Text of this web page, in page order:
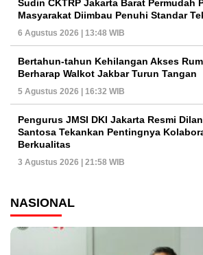
Sudin CKTRP Jakarta Barat Permudah
Masyarakat Diimbau Penuhi Standar
6 Agustus 2026 | 13:48 WIB
Bertahun-tahun Kehilangan Akses
Berharap Walkot Jakbar Turun Tangan
5 Agustus 2026 | 16:32 WIB
Pengurus JMSI DKI Jakarta Resmi
Santosa Tekankan Pentingnya
Berkualitas
3 Agustus 2026 | 21:58 WIB
NASIONAL